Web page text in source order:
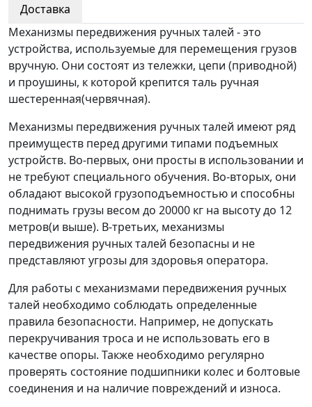
Доставка
Механизмы передвижения ручных талей - это
устройства, используемые для перемещения грузов
вручную. Они состоят из тележки, цепи (приводной)
и проушины, к которой крепится таль ручная
шестеренная(червячная).
Механизмы передвижения ручных талей имеют ряд
преимуществ перед другими типами подъемных
устройств. Во-первых, они просты в использовании и
не требуют специального обучения. Во-вторых, они
обладают высокой грузоподъемностью и способны
поднимать грузы весом до 20000 кг на высоту до 12
метров(и выше). В-третьих, механизмы
передвижения ручных талей безопасны и не
представляют угрозы для здоровья оператора.
Для работы с механизмами передвижения ручных
талей необходимо соблюдать определенные
правила безопасности. Например, не допускать
перекручивания троса и не использовать его в
качестве опоры. Также необходимо регулярно
проверять состояние подшипники колес и болтовые
соединения и на наличие повреждений и износа.